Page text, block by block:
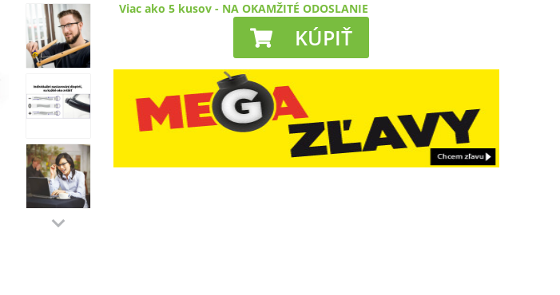
Viac ako 5 kusov - NA OKAMŽITÉ ODOSLANIE
KÚPIŤ